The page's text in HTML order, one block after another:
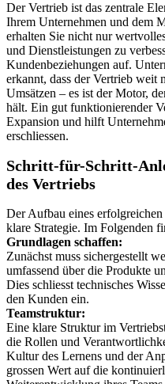
Der Vertrieb ist das zentrale
Ihrem Unternehmen und dem
erhalten Sie nicht nur
und Dienstleistungen zu
Kundenbeziehungen auf.
erkannt, dass der Vertrieb weit
Umsätzen – es ist der Motor,
hält. Ein gut funktionierender
Expansion und hilft
erschliessen.
Schritt-für-Schritt-
des Vertriebs
Der Aufbau eines
klare Strategie. Im Folgenden
Grundlagen schaffen:
Zunächst muss sichergestellt
umfassend über die Produkte
Dies schliesst technisches
den Kunden ein.
Teamstruktur:
Eine klare Struktur im
die Rollen und
Kultur des Lernens und der
grossen Wert auf die